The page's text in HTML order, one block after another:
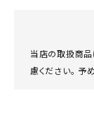
当店の取扱商品
慮ください。 予